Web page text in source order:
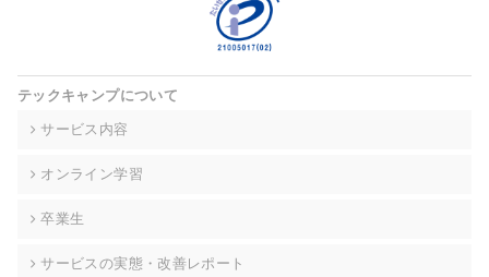
当社は事業運営上、前項利用目的の範囲に限って個人情報を外
高い委託先を選定し、個人情報の適正管理・機密保持について
個人情報の開示等(利用目的の通知、開示、内容の訂正・追加・
て、下記の当社問合わせ窓口に申し出ることができます。その
的な期間内に対応いたします。ただし、申請が本人確認が不可
テックキャンプについて
サービス内容
オンライン学習
卒業生
サービスの実態・改善レポート